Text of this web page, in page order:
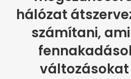
hálózat
számítani,